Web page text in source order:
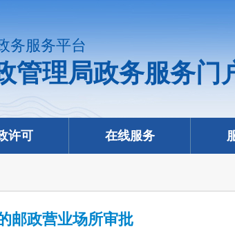
务服务平台
管理局政务服务门
许可 在线服务
邮政营业场所审批